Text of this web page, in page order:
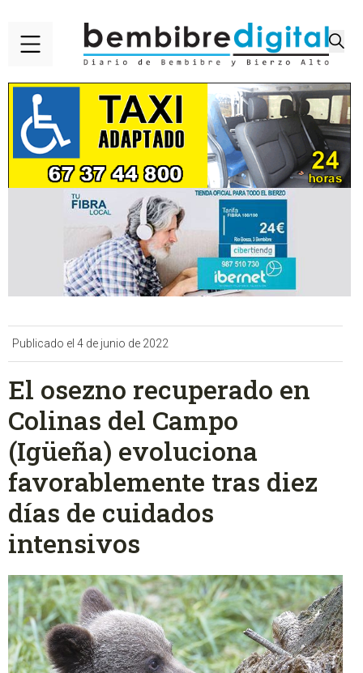
Publicado el 4 de junio de 2022
El osezno recuperado en
Colinas del Campo
(Igüeña) evoluciona
favorablemente tras diez
días de cuidados
intensivos